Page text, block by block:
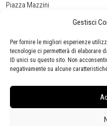
Gestisci
Per fornire le migliori esperienze
tecnologie ci permetterà di elaborare
ID unici su questo sito. Non
negativamente su alcune
Piazza Mazzini
Cell:+39 338
Tel:
+39 0584 944580
(orario 09.00/
Email:
Segnalazione di inaccessibilità